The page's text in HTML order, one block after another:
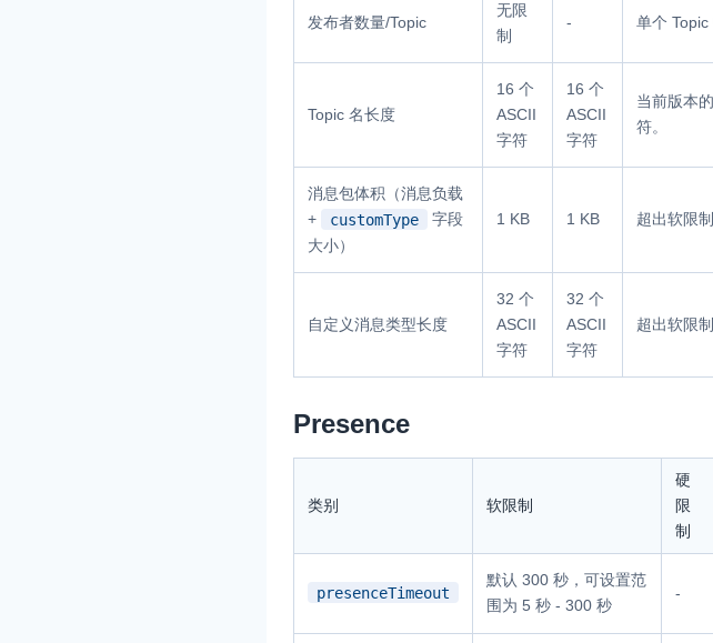
发布者数量/Topic
无限
制
- 单个 Topic
Topic 名长度
16 个
ASCII
字符
16 个
ASCII
字符
当前版本
符。
消息包体积（消息负载
+
customType
字段
大小）
1 KB 1 KB 超出软限
自定义消息类型长度
32 个
ASCII
字符
32 个
ASCII
字符
超出软限
Presence
类别 软限制
硬
限
制
presenceTimeout
默认 300 秒，可设置范
围为 5 秒 - 300 秒
-